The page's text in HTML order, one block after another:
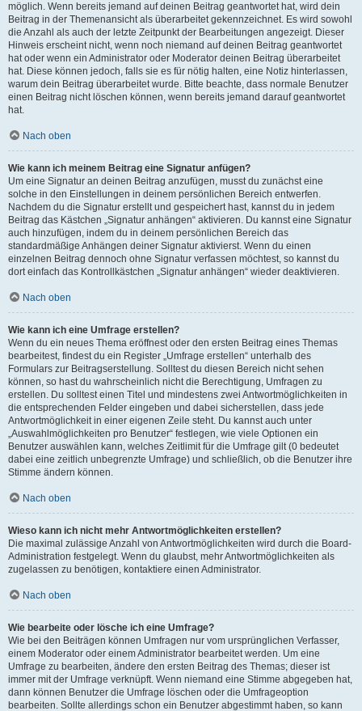
möglich. Wenn bereits jemand auf deinen Beitrag geantwortet hat, wird dein
Beitrag in der Themenansicht als überarbeitet gekennzeichnet. Es wird sowohl
die Anzahl als auch der letzte Zeitpunkt der Bearbeitungen angezeigt. Dieser
Hinweis erscheint nicht, wenn noch niemand auf deinen Beitrag geantwortet
hat oder wenn ein Administrator oder Moderator deinen Beitrag überarbeitet
hat. Diese können jedoch, falls sie es für nötig halten, eine Notiz hinterlassen,
warum dein Beitrag überarbeitet wurde. Bitte beachte, dass normale Benutzer
einen Beitrag nicht löschen können, wenn bereits jemand darauf geantwortet
hat.
Nach oben
Wie kann ich meinem Beitrag eine Signatur anfügen?
Um eine Signatur an deinen Beitrag anzufügen, musst du zunächst eine
solche in den Einstellungen in deinem persönlichen Bereich entwerfen.
Nachdem du die Signatur erstellt und gespeichert hast, kannst du in jedem
Beitrag das Kästchen „Signatur anhängen“ aktivieren. Du kannst eine Signatur
auch hinzufügen, indem du in deinem persönlichen Bereich das
standardmäßige Anhängen deiner Signatur aktivierst. Wenn du einen
einzelnen Beitrag dennoch ohne Signatur verfassen möchtest, so kannst du
dort einfach das Kontrollkästchen „Signatur anhängen“ wieder deaktivieren.
Nach oben
Wie kann ich eine Umfrage erstellen?
Wenn du ein neues Thema eröffnest oder den ersten Beitrag eines Themas
bearbeitest, findest du ein Register „Umfrage erstellen“ unterhalb des
Formulars zur Beitragserstellung. Solltest du diesen Bereich nicht sehen
können, so hast du wahrscheinlich nicht die Berechtigung, Umfragen zu
erstellen. Du solltest einen Titel und mindestens zwei Antwortmöglichkeiten in
die entsprechenden Felder eingeben und dabei sicherstellen, dass jede
Antwortmöglichkeit in einer eigenen Zeile steht. Du kannst auch unter
„Auswahlmöglichkeiten pro Benutzer“ festlegen, wie viele Optionen ein
Benutzer auswählen kann, welches Zeitlimit für die Umfrage gilt (0 bedeutet
dabei eine zeitlich unbegrenzte Umfrage) und schließlich, ob die Benutzer ihre
Stimme ändern können.
Nach oben
Wieso kann ich nicht mehr Antwortmöglichkeiten erstellen?
Die maximal zulässige Anzahl von Antwortmöglichkeiten wird durch die Board-
Administration festgelegt. Wenn du glaubst, mehr Antwortmöglichkeiten als
zugelassen zu benötigen, kontaktiere einen Administrator.
Nach oben
Wie bearbeite oder lösche ich eine Umfrage?
Wie bei den Beiträgen können Umfragen nur vom ursprünglichen Verfasser,
einem Moderator oder einem Administrator bearbeitet werden. Um eine
Umfrage zu bearbeiten, ändere den ersten Beitrag des Themas; dieser ist
immer mit der Umfrage verknüpft. Wenn niemand eine Stimme abgegeben hat,
dann können Benutzer die Umfrage löschen oder die Umfrageoption
bearbeiten. Sollte allerdings schon ein Benutzer abgestimmt haben, so kann